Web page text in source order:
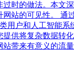
过时的做法。本文
网站的可见性。 通
用户和人工智能系
提供将复杂数据转
站带来有意义的流